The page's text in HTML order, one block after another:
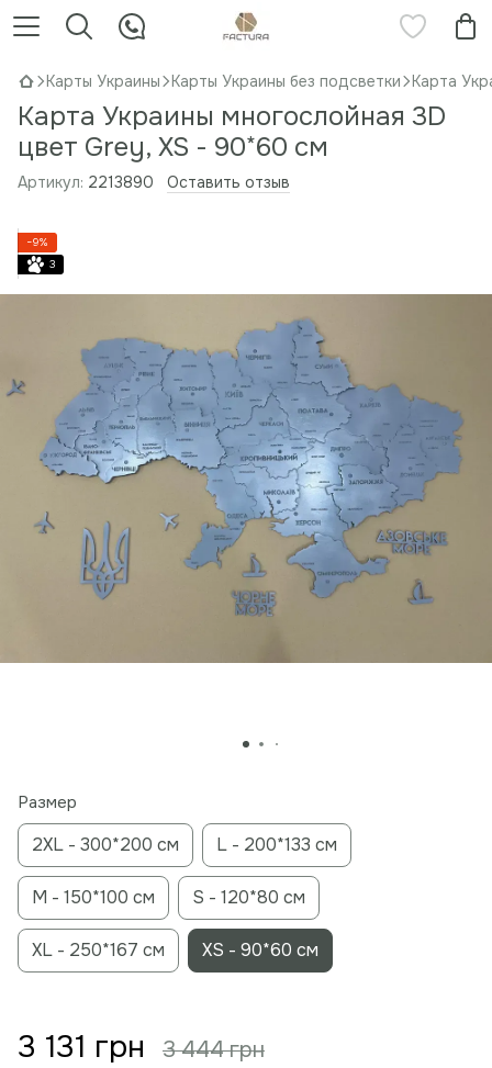
Карты Украины Карты Украины без подсветки Карта
Карта Украины многослойная 3D
цвет Grey, XS - 90*60 см
Артикул: 2213890 Оставить отзыв
−9%
3
Размер
2XL - 300*200 см L - 200*133 см
M - 150*100 см S - 120*80 см
XL - 250*167 см XS - 90*60 см
3 131 грн 3 444 грн